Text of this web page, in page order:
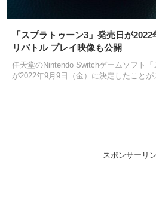
「スプラトゥーン3」発売日が
リバトル プレイ映像も公開
任天堂のNintendo Switchゲームソフト
が2022年9月9日（金）に決定したことが
スポンサーリ